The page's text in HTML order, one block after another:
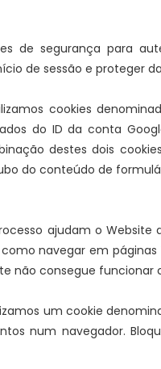
de segurança para
de sessão e proteger
cookies
do ID da conta
destes dois
do conteúdo de
ajudam o
navegar em
não consegue funcionar
um cookie
num navegador.